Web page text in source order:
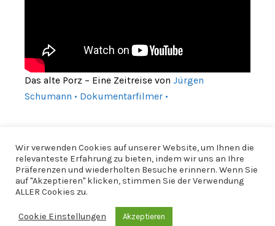
Das alte Porz – Eine Zeitreise von Jürgen
Schumann • Dokumentarfilmer •
Wir verwenden Cookies auf unserer Website, um Ihnen die
relevanteste Erfahrung zu bieten, indem wir uns an Ihre
Präferenzen und wiederholten Besuche erinnern. Wenn Sie
auf "Akzeptieren" klicken, stimmen Sie der Verwendung
ALLER Cookies zu.
Cookie Einstellungen Akzeptieren